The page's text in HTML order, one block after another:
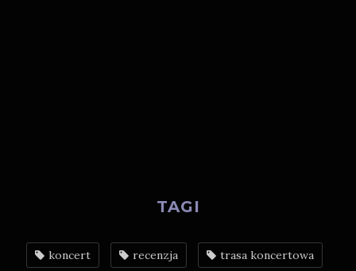
TAGI
koncert recenzja trasa koncertowa